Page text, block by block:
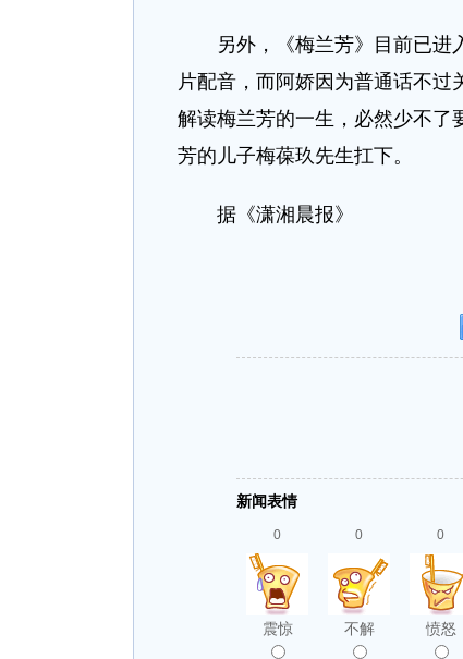
另外，《梅兰芳》目前已进入
片配音，而阿娇因为普通话不过
解读梅兰芳的一生，必然少不了
芳的儿子梅葆玖先生扛下。
据《潇湘晨报》
新闻表情
0
震惊
0
不解
0
愤怒